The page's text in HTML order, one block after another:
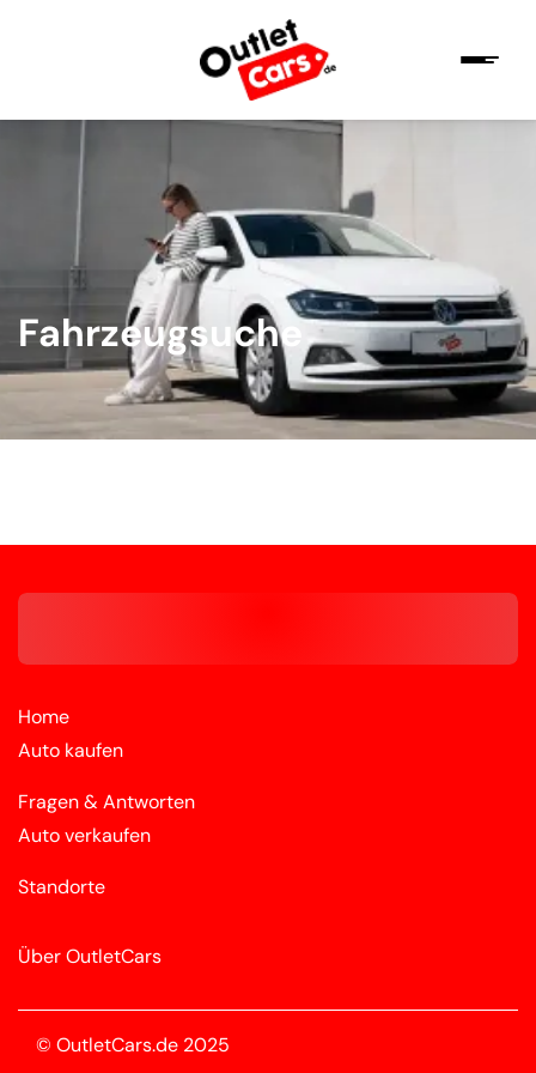
Fahrzeugsuche
Home
Auto kaufen
Fragen & Antworten
Auto verkaufen
Standorte
Über OutletCars
© OutletCars.de 2025